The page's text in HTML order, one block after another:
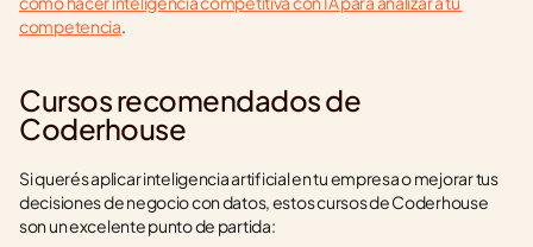
competencia.
Cursos recomendados de
Coderhouse
Si querés aplicar inteligencia artificial en tu empresa o mejorar tus
decisiones de negocio con datos, estos cursos de Coderhouse
son un excelente punto de partida: